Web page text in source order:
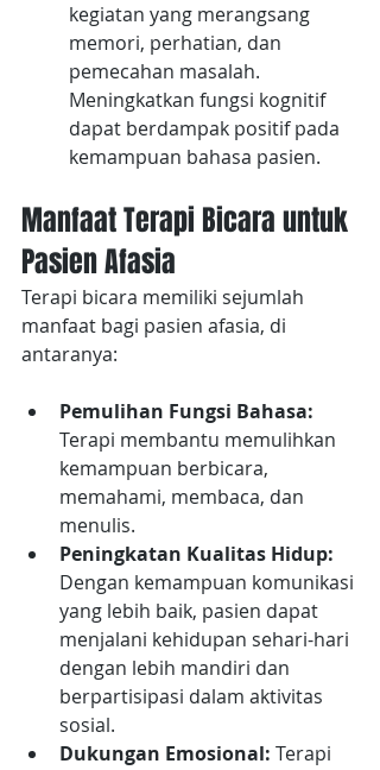
kegiatan yang merangsang
memori, perhatian, dan
pemecahan masalah.
Meningkatkan fungsi kognitif
dapat berdampak positif pada
kemampuan bahasa pasien.
Manfaat Terapi Bicara untuk
Pasien Afasia
Terapi bicara memiliki sejumlah
manfaat bagi pasien afasia, di
antaranya:
Pemulihan Fungsi Bahasa:
Terapi membantu memulihkan
kemampuan berbicara,
memahami, membaca, dan
menulis.
Peningkatan Kualitas Hidup:
Dengan kemampuan komunikasi
yang lebih baik, pasien dapat
menjalani kehidupan sehari-hari
dengan lebih mandiri dan
berpartisipasi dalam aktivitas
sosial.
Dukungan Emosional: Terapi